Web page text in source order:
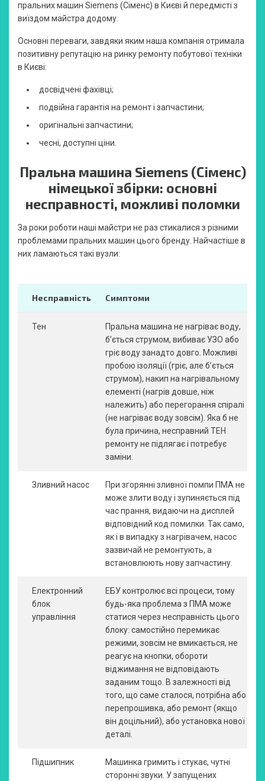
пральних машин Siemens (Сіменс) в Києві й передмісті з
виїздом майстра додому.
Основні переваги, завдяки яким наша компанія отримала
позитивну репутацію на ринку ремонту побутової техніки
в Києві:
досвідчені фахівці;
подвійна гарантія на ремонт і запчастини;
оригінальні запчастини;
чесні, доступні ціни.
Пральна машина Siemens (Сіменс)
німецької збірки: основні
несправності, можливі поломки
За роки роботи наші майстри не раз стикалися з різними
проблемами пральних машин цього бренду. Найчастіше в
них ламаються такі вузли:
Несправність Симптоми
Тен
Пральна машина не нагріває воду,
б’ється струмом, вибиває УЗО або
гріє воду занадто довго. Можливі
пробою ізоляції (гріє, але б’ється
струмом), накип на нагрівальному
елементі (нагрів довше, ніж
належить) або перегорання спіралі
(не нагріває воду зовсім). Яка б не
була причина, несправний ТЕН
ремонту не підлягає і потребує
заміни.
Зливний насос
При згорянні зливної помпи ПМА не
може злити воду і зупиняється під
час прання, видаючи на дисплей
відповідний код помилки. Так само,
як і в випадку з нагрівачем, насос
зазвичай не ремонтують, а
встановлюють нову запчастину.
Електронний
блок
управління
ЕБУ контролює всі процеси, тому
будь-яка проблема з ПМА може
статися через несправність цього
блоку: самостійно перемикає
режими, зовсім не вмикається, не
реагує на кнопки, обороти
віджимання не відповідають
заданим тощо. В залежності від
того, що саме сталося, потрібна або
перепрошивка, або ремонт (якщо
він доцільний), або установка нової
деталі.
Підшипник
Машинка гримить і стукає, чутні
сторонні звуки. У запущених